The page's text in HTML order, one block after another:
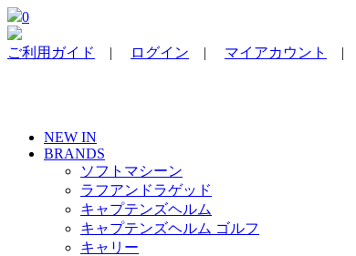
0
ご利用ガイド | ログイン | マイアカウント |
NEW IN
BRANDS
ソフトマシーン
ラフアンドラゲッド
キャプテンズヘルム
キャプテンズヘルム ゴルフ
キャリー